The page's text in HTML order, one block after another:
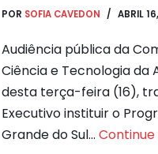
POR SOFIA CAVEDON ABRIL
Audiência pública da
Ciência e Tecnologia da
desta terça-feira (16),
Executivo instituir o
Grande do Sul… Continue